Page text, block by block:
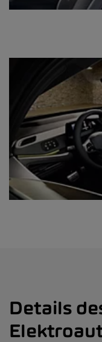
Details